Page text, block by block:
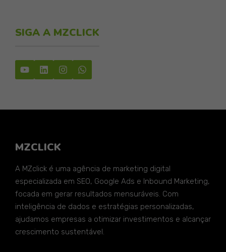
SIGA A MZCLICK
MZCLICK
A MZclick é uma agência de marketing digital
especializada em SEO, Google Ads e Inbound Marketing,
focada em gerar resultados mensuráveis. Com
inteligência de dados e estratégias personalizadas,
ajudamos empresas a otimizar investimentos e alcançar
crescimento sustentável.